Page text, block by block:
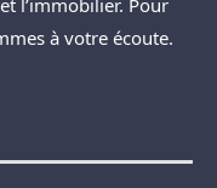
l’immobilier. Pour
à votre écoute.